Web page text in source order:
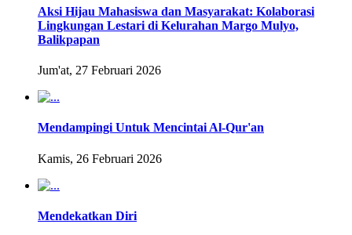
Aksi Hijau Mahasiswa dan Masyarakat: Kolaborasi
Lingkungan Lestari di Kelurahan Margo Mulyo,
Balikpapan
Jum'at, 27 Februari 2026
Mendampingi Untuk Mencintai Al-Qur'an
Kamis, 26 Februari 2026
Mendekatkan Diri